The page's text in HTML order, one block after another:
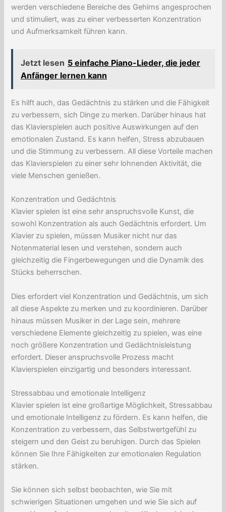
werden verschiedene Bereiche des Gehirns angesprochen
und stimuliert, was zu einer verbesserten Konzentration
und Aufmerksamkeit führen kann.
Jetzt lesen 5 einfache Piano-Lieder, die jeder
Anfänger lernen kann
Es hilft auch, das Gedächtnis zu stärken und die Fähigkeit
zu verbessern, sich Dinge zu merken. Darüber hinaus hat
das Klavierspielen auch positive Auswirkungen auf den
emotionalen Zustand. Es kann helfen, Stress abzubauen
und die Stimmung zu verbessern. All diese Vorteile machen
das Klavierspielen zu einer sehr lohnenden Aktivität, die
viele Menschen genießen.
Konzentration und Gedächtnis
Klavier spielen ist eine sehr anspruchsvolle Kunst, die
sowohl Konzentration als auch Gedächtnis erfordert. Um
Klavier zu spielen, müssen Musiker nicht nur das
Notenmaterial lesen und verstehen, sondern auch
gleichzeitig die Fingerbewegungen und die Dynamik des
Stücks beherrschen.
Dies erfordert viel Konzentration und Gedächtnis, um sich
all diese Aspekte zu merken und zu koordinieren. Darüber
hinaus müssen Musiker in der Lage sein, mehrere
verschiedene Elemente gleichzeitig zu spielen, was eine
noch größere Konzentration und Gedächtnisleistung
erfordert. Dieser anspruchsvolle Prozess macht
Klavierspielen einzigartig und besonders interessant.
Stressabbau und emotionale Intelligenz
Klavier spielen ist eine großartige Möglichkeit, Stressabbau
und emotionale Intelligenz zu fördern. Es kann helfen, die
Konzentration zu verbessern, das Selbstwertgefühl zu
steigern und den Geist zu beruhigen. Durch das Spielen
können Sie Ihre Fähigkeiten zur emotionalen Regulation
stärken.
Sie können sich selbst beobachten, wie Sie mit
schwierigen Situationen umgehen und wie Sie sich auf